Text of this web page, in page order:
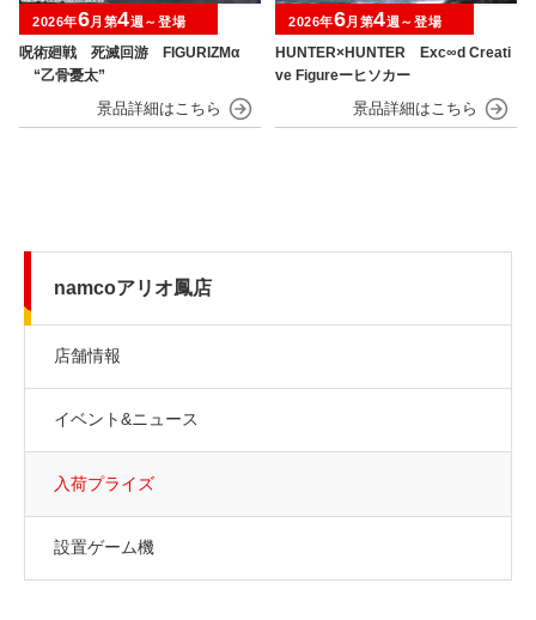
呪術廻戦 死滅回游 FIGURIZMα
“乙骨憂太”
2026年6月第4週～登場
HUNTER×HUNTER Exc∞d Creati
ve Figureーヒソカー
2026年6月第4週～登場
namcoアリオ鳳店
店舗情報
イベント&ニュース
入荷プライズ
設置ゲーム機